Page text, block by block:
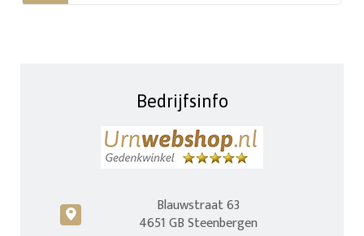
Bedrijfsinfo
c
Blauwstraat 63
4651 GB Steenbergen